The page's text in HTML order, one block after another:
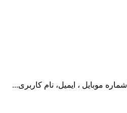
شماره موبایل ، ایمیل، نام کاربری...